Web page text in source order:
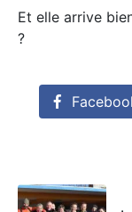
Et elle arrive
?